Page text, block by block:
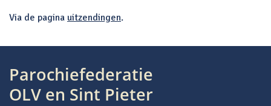
Via de pagina uitzendingen.
Bericht navigatie
Parochiefederatie
OLV en Sint Pieter